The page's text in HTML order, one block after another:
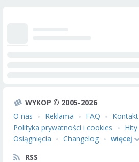
WYKOP © 2005-2026
O nas
Reklama FAQ Kontakt
Polityka prywatności i cookies
Hity
Osiągnięcia
Changelog
więcej
RSS